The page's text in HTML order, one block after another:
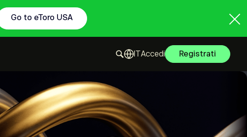
Go to eToro USA
Accedi Registrati